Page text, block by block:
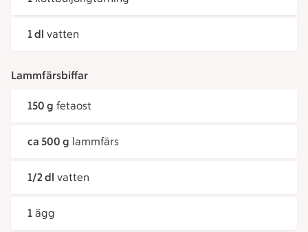
1 dl vatten
Lammfärsbiffar
150 g fetaost
ca 500 g lammfärs
1/2 dl vatten
1 ägg